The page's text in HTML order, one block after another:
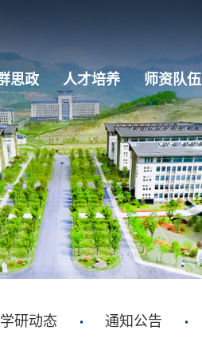
思政 人才培养 师资队伍
研动态 通知公告